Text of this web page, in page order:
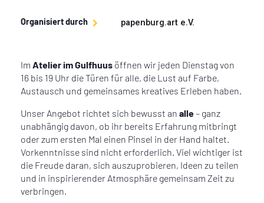
Organisiert durch papenburg.art e.V.
Im Atelier im Gulfhuus öffnen wir jeden Dienstag von
16 bis 19 Uhr die Türen für alle, die Lust auf Farbe,
Austausch und gemeinsames kreatives Erleben haben.
Unser Angebot richtet sich bewusst an alle– ganz
unabhängig davon, ob ihr bereits Erfahrung mitbringt
oder zum ersten Mal einen Pinsel in der Hand haltet.
Vorkenntnisse sind nicht erforderlich. Viel wichtiger ist
die Freude daran, sich auszuprobieren, Ideen zu teilen
und in inspirierender Atmosphäre gemeinsam Zeit zu
verbringen.